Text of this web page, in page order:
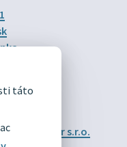
táto
partner s.r.o.
Divín